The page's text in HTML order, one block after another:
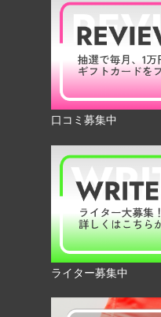
口コミ募集中
ライター募集中